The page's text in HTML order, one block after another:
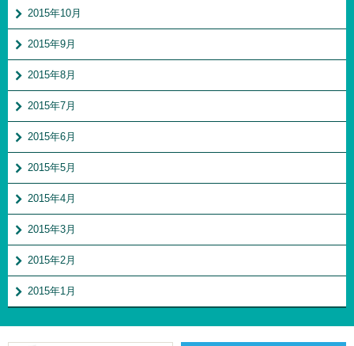
2015年10月
2015年9月
2015年8月
2015年7月
2015年6月
2015年5月
2015年4月
2015年3月
2015年2月
2015年1月